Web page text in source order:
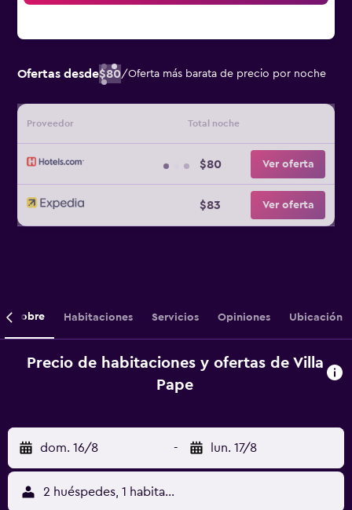
Ofertas desde$80/Oferta más barata de precio por noche
Proveedor Total noche
$80 Ver oferta
$83 Ver oferta
Sobre Habitaciones Servicios Opiniones Ubicación
Precio de habitaciones y ofertas de Villa
Pape
dom. 16/8 - lun. 17/8
2 huéspedes, 1 habitación